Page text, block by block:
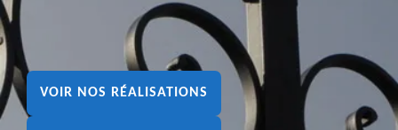
VOIR NOS RÉALISATIONS